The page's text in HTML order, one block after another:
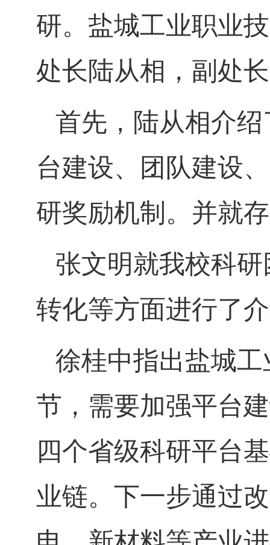
研。盐城工业职业
处长陆从相，副处
首先，陆从相介
台建设、团队建设
研奖励机制。并就
张文明就我校科
转化等方面进行了
徐桂中指出盐城
节，需要加强平台
四个省级科研平台
业链。下一步通过